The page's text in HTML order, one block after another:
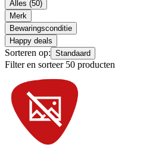
Alles (50)
Merk
Bewaringsconditie
Happy deals
Sorteren op: Standaard
Filter en sorteer 50 producten